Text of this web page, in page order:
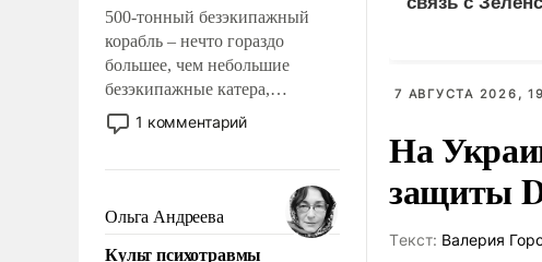
500-тонный безэкипажный
корабль – нечто гораздо
большее, чем небольшие
безэкипажные катера,
применение которых уже
стало обыденностью. Задача по
сложна и амбициозна. Однако
и ее реализация радикально
поднимет наши боевые
возможности.
1 комментарий
Ольга Андреева
Культ психотравмы
7 АВГУСТА 2026,
На
защиты
Tекст: Валерия